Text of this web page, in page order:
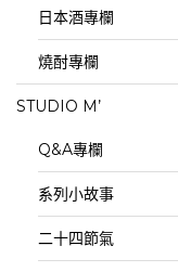
日本酒專欄
燒酎專欄
STUDIO M’
Q&A專欄
系列小故事
二十四節氣